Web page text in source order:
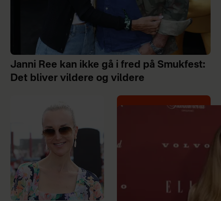
Janni Ree kan ikke gå i fred på Smukfest:
Det bliver vildere og vildere